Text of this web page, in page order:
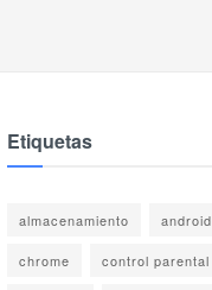
Etiquetas
almacenamiento android
chrome control parental